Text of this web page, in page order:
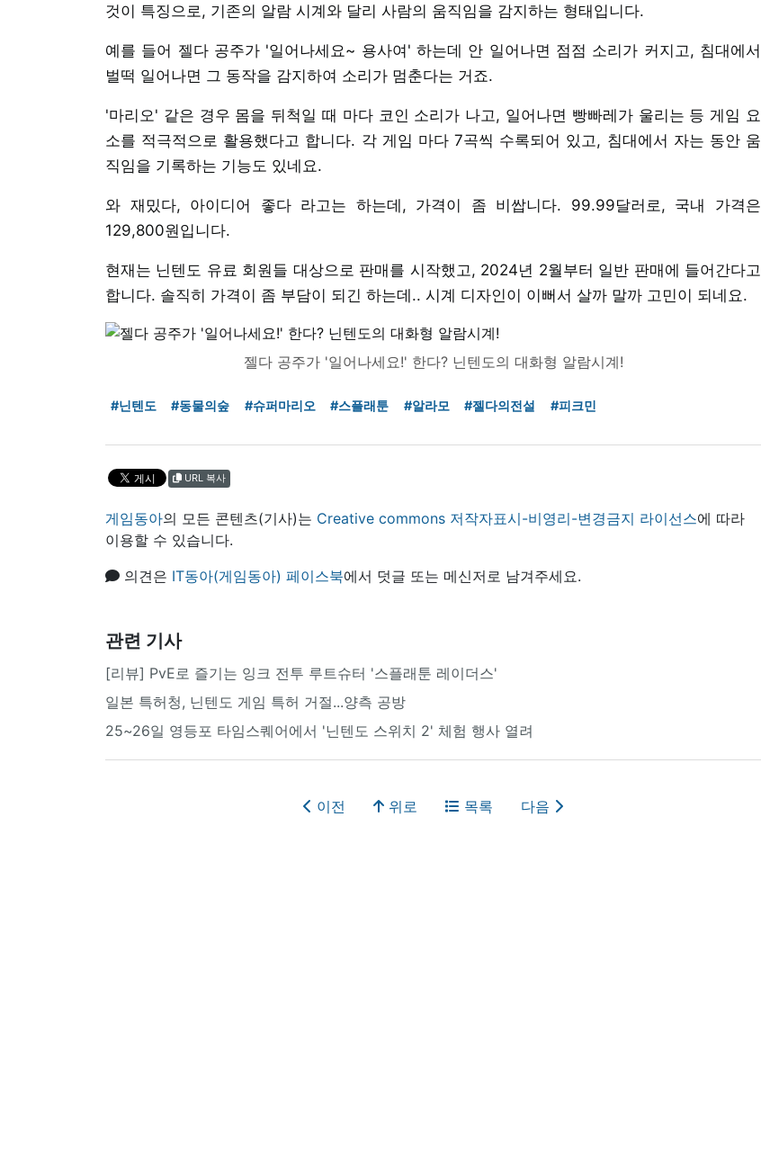
것이 특징으로, 기존의 알람 시계와 달리 사람의 움직임을 감지하는 형태입니다.
예를 들어 젤다 공주가 '일어나세요~ 용사여' 하는데 안 일어나면 점점 소리가 커지고, 침대에서
벌떡 일어나면 그 동작을 감지하여 소리가 멈춘다는 거죠.
'마리오' 같은 경우 몸을 뒤척일 때 마다 코인 소리가 나고, 일어나면 빵빠레가 울리는 등 게임 요
소를 적극적으로 활용했다고 합니다. 각 게임 마다 7곡씩 수록되어 있고, 침대에서 자는 동안 움
직임을 기록하는 기능도 있네요.
와 재밌다, 아이디어 좋다 라고는 하는데, 가격이 좀 비쌉니다. 99.99달러로, 국내 가격은
129,800원입니다.
현재는 닌텐도 유료 회원들 대상으로 판매를 시작했고, 2024년 2월부터 일반 판매에 들어간다고
합니다. 솔직히 가격이 좀 부담이 되긴 하는데.. 시계 디자인이 이뻐서 살까 말까 고민이 되네요.
젤다 공주가 '일어나세요!' 한다? 닌텐도의 대화형 알람시계!
#닌텐도 #동물의숲 #슈퍼마리오 #스플래툰 #알라모 #젤다의전설 #피크민
URL 복사
게임동아의 모든 콘텐츠(기사)는 Creative commons 저작자표시-비영리-변경금지 라이선스에 따라
이용할 수 있습니다.
의견은 IT동아(게임동아) 페이스북에서 덧글 또는 메신저로 남겨주세요.
관련 기사
[리뷰] PvE로 즐기는 잉크 전투 루트슈터 '스플래툰 레이더스'
일본 특허청, 닌텐도 게임 특허 거절...양측 공방
25~26일 영등포 타임스퀘어에서 '닌텐도 스위치 2' 체험 행사 열려
이전 위로 목록 다음